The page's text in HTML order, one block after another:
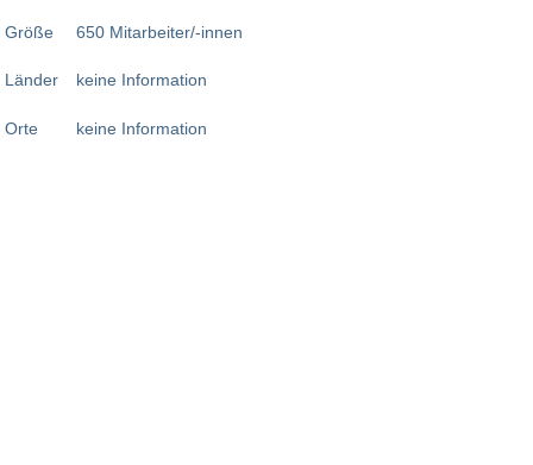
Größe
Länder
Orte
650 Mitarbeiter/-innen
keine Information
keine Information